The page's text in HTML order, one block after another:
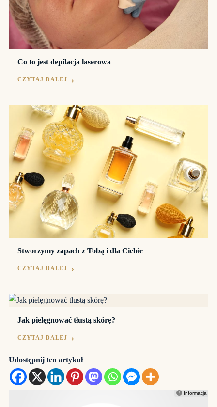
Co to jest depilacja laserowa
CZYTAJ DALEJ
Stworzymy zapach z Tobą i dla Ciebie
CZYTAJ DALEJ
Jak pielęgnować tłustą skórę?
CZYTAJ DALEJ
Udostępnij ten artykuł